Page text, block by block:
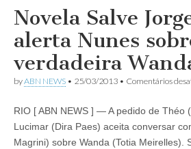
Novela Salve
alerta Nunes
verdadeira
byABN NEWS • 25/03/2013 • Comentários
RIO [ ABN NEWS ] — A pedido de Théo
Lucimar (Dira Paes) aceita conversar
Magrini) sobre Wanda (Totia Meirelles).